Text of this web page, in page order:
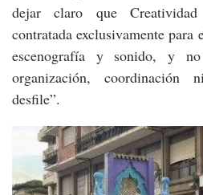
dejar claro que
contratada exclusivamente para
escenografía y sonido, y
organización,
desfile”.